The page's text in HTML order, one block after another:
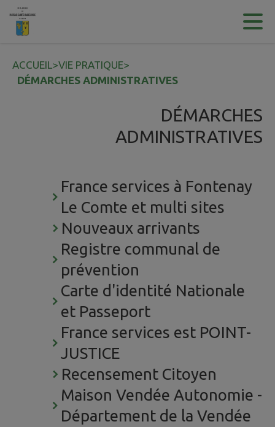
Contenu
ACCUEIL>VIE PRATIQUE>
DÉMARCHES ADMINISTRATIVES
DÉMARCHES
ADMINISTRATIVES
France services à Fontenay
Le Comte et multi sites
Nouveaux arrivants
Registre communal de
prévention
Carte d'identité Nationale
et Passeport
France services est POINT-
JUSTICE
Recensement Citoyen
Maison Vendée Autonomie -
Département de la Vendée